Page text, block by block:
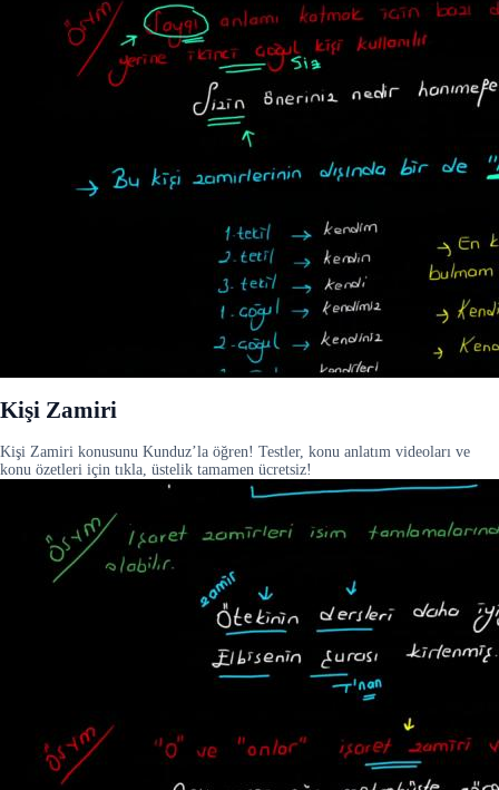
Kişi Zamiri
Kişi Zamiri konusunu Kunduz’la öğren! Testler, konu anlatım videoları ve
konu özetleri için tıkla, üstelik tamamen ücretsiz!